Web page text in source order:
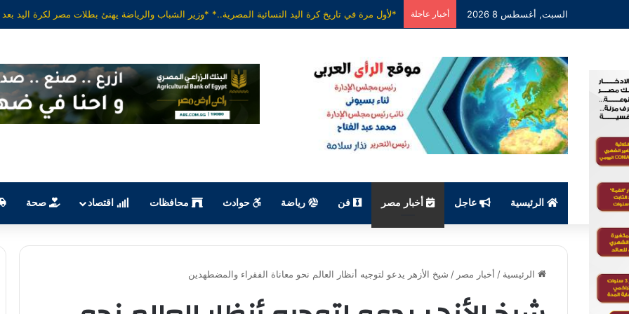
السبت, أغسطس 8 2026 أخبار عاجلة
الرئيسية عاجل أخبار مصر فن رياضة حوادث محافظات اقتصاد صحة
الرئيسية / أخبار مصر / شيخ الأزهر يدعو لتوجيه أنظار العالم نحو معاناة الفقراء والمضطهدين